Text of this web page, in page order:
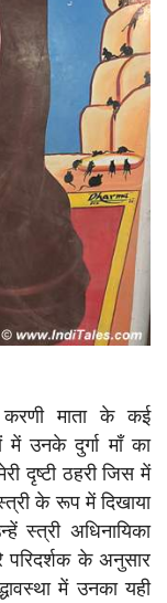
माता के कई
उनके दुर्गा माँ का
दृष्टी ठहरी जिस में
के रूप में दिखाया
स्त्री अधिनायिका
परिदर्शक के अनुसार
में उनका यही